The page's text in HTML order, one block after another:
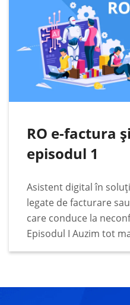
RO e-factura
episodul 1
Asistent digital în
legate de facturare
care conduce la
Episodul I Auzim tot
de afaceri faptul că